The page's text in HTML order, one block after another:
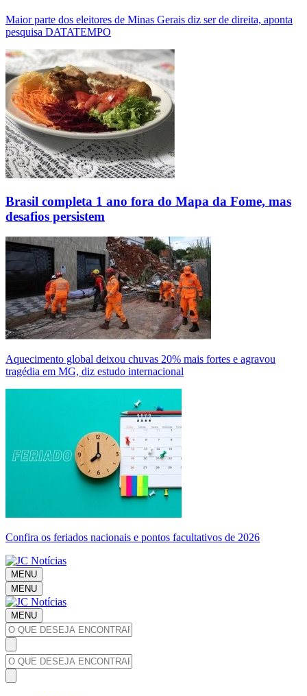
Maior parte dos eleitores de Minas Gerais diz ser de direita, aponta
pesquisa DATATEMPO
Brasil completa 1 ano fora do Mapa da Fome, mas
desafios persistem
Aquecimento global deixou chuvas 20% mais fortes e agravou
tragédia em MG, diz estudo internacional
Confira os feriados nacionais e pontos facultativos de 2026
MENU
MENU
MENU